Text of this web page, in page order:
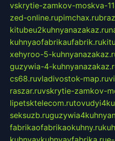
vskrytie-zamkov-moskva-
zed-online.rupimchax.ru
kitubeu2kuhnyanazakaz.ru
kuhnyaofabrikaufabrik.ru
xehyroo-5-
guzywia-4-
cs68.ruvladivostok-map.ru
raszar.ruvskrytie-zamkov-
lipetsktelecom.ru
seksuzb.ru
fabrikaofabrikaokuhny.ru